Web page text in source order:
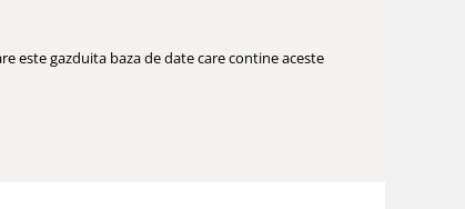
este gazduita baza de date care contine aceste